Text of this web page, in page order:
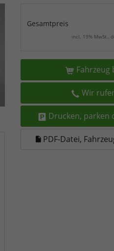
Gesamtpreis
incl. 19% MwSt.,
Fahrzeug
Wir
Drucken, parken
PDF-Datei,